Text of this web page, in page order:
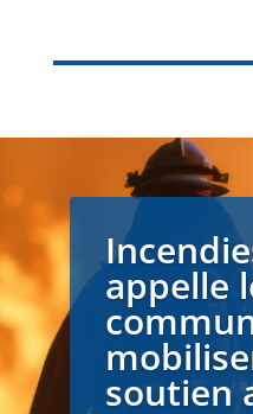
appelle
soutien